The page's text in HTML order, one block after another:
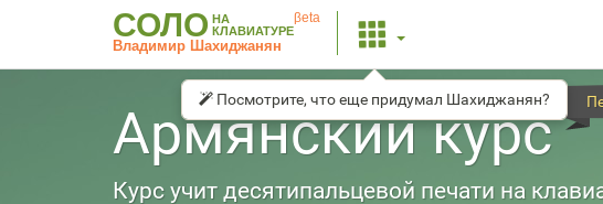
СОЛО НА
КЛАВИАТУРЕ
βeta
Владимир Шахиджанян
Армянский курс
Курс учит десятипальцевой печати на
Посмотрите, что еще придумал Шахиджанян?